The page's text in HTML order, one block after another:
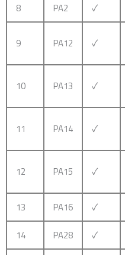
8 PA2 ✓
9 PA12 ✓
10 PA13 ✓
11 PA14 ✓
12 PA15 ✓
13 PA16 ✓
14 PA28 ✓